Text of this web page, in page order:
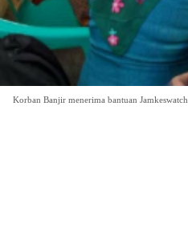
Korban Banjir menerima bantuan Jamkeswatch